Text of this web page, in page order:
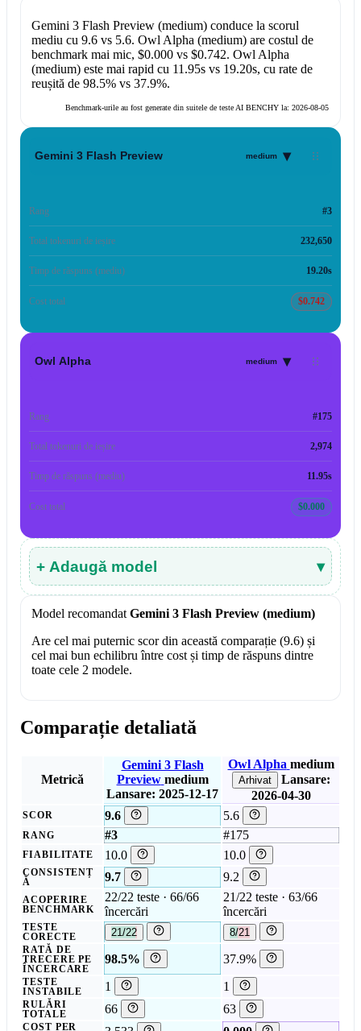
Gemini 3 Flash Preview (medium)conduce la scorul
mediu cu 9.6vs 5.6. Owl Alpha (medium)are costul de
benchmark mai mic, $0.000vs $0.742. Owl Alpha
(medium)este mai rapid cu 11.95svs 19.20s, cu rate de
reușită de 98.5%vs 37.9%.
Benchmark-urile au fost generate din suitele de teste AI BENCHY la: 2026-08-05
Gemini 3 Flash Preview medium ▾
Rang #3
Total tokenuri de ieșire 232,650
Timp de răspuns (mediu) 19.20s
Cost total $0.742
Owl Alpha medium ▾
Rang #175
Total tokenuri de ieșire 2,974
Timp de răspuns (mediu) 11.95s
Cost total $0.000
+ Adaugă model ▾
Model recomandat Gemini 3 Flash Preview (medium)
Are cel mai puternic scor din această comparație (9.6) și
cel mai bun echilibru între cost și timp de răspuns dintre
toate cele 2 modele.
Comparație detaliată
Metrică
Gemini 3 Flash
Preview medium
Lansare: 2025-12-17
Owl Alpha medium
Arhivat
Lansare:
2026-04-30
SCOR 9.6 5.6
RANG #3 #175
FIABILITATE 10.0 10.0
CONSISTENȚ
Ă
9.7 9.2
ACOPERIRE
BENCHMARK
22/22 teste · 66/66
încercări
21/22 teste · 63/66
încercări
TESTE
CORECTE
21/22 8/21
RATĂ DE
TRECERE PE
ÎNCERCARE
98.5% 37.9%
TESTE
INSTABILE
1 1
RULĂRI
TOTALE
66 63
COST PER